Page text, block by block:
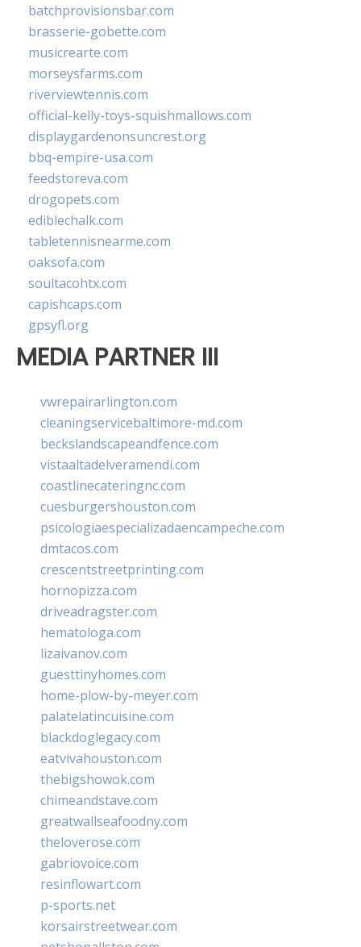
batchprovisionsbar.com
brasserie-gobette.com
musicrearte.com
morseysfarms.com
riverviewtennis.com
official-kelly-toys-squishmallows.com
displaygardenonsuncrest.org
bbq-empire-usa.com
feedstoreva.com
drogopets.com
ediblechalk.com
tabletennisnearme.com
oaksofa.com
soultacohtx.com
capishcaps.com
gpsyfl.org
MEDIA PARTNER III
vwrepairarlington.com
cleaningservicebaltimore-md.com
beckslandscapeandfence.com
vistaaltadelveramendi.com
coastlinecateringnc.com
cuesburgershouston.com
psicologiaespecializadaencampeche.com
dmtacos.com
crescentstreetprinting.com
hornopizza.com
driveadragster.com
hematologa.com
lizaivanov.com
guesttinyhomes.com
home-plow-by-meyer.com
palatelatincuisine.com
blackdoglegacy.com
eatvivahouston.com
thebigshowok.com
chimeandstave.com
greatwallseafoodny.com
theloverose.com
gabriovoice.com
resinflowart.com
p-sports.net
korsairstreetwear.com